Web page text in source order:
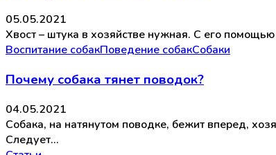
05.05.2021
Хвост – штука в хозяйстве нужная. С его
Воспитание собакПоведение собакСобаки
Почему собака тянет поводок?
04.05.2021
Собака, на натянутом поводке, бежит вперед,
Следует…